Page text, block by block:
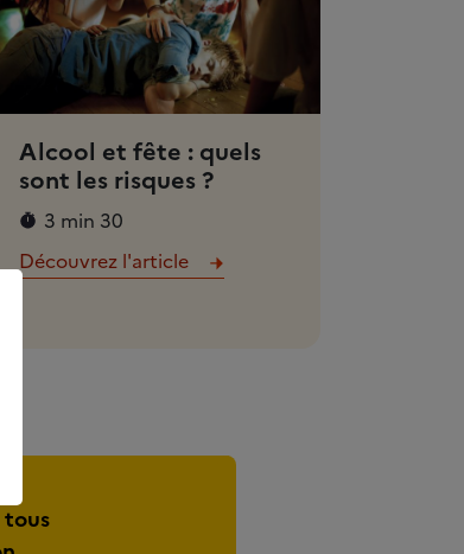
Alcool et fête : quels
sont les risques ?
3 min 30
Découvrez l'article